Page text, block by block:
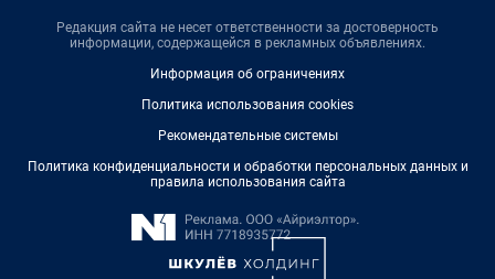
Редакция сайта не несет ответственности за достоверность
информации, содержащейся в рекламных объявлениях.
Информация об ограничениях
Политика использования cookies
Рекомендательные системы
Политика конфиденциальности и обработки персональных данных и
правила использования сайта